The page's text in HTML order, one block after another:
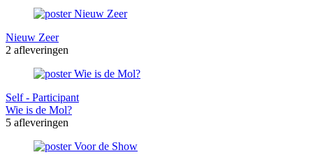
Nieuw Zeer
2 afleveringen
Self - Participant
Wie is de Mol?
5 afleveringen